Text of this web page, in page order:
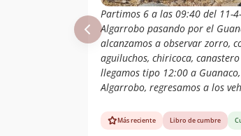
Partimos 6 a las 09:40 del 11-
Algarrobo pasando por el
alcanzamos a observar zorro,
aguiluchos, chiricoca, canastero
llegamos tipo 12:00 a
Algarrobo, regresamos a los
Más reciente Libro de cumbre